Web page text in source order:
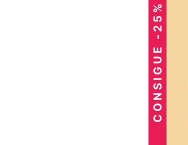
CONSIGUE -25%